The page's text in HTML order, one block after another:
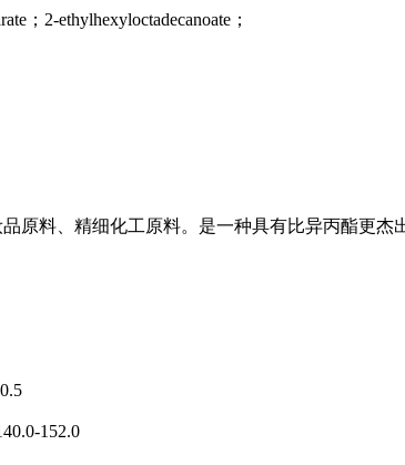
；2-ethylhexyloctadecanoate；
原料、精细化工原料。是一种具有比异丙酯更
152.0